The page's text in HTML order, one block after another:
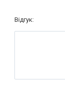
Відгук: